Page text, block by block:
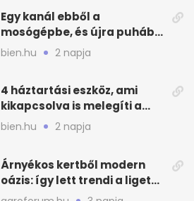
Egy kanál ebből a
mosógépbe, és újra puhább
lesz a törölköző
bien.hu 2 napja
4 háztartási eszköz, ami
kikapcsolva is melegíti a
lakást
bien.hu 2 napja
Árnyékos kertből modern
oázis: így lett trendi a ligetes
zöld